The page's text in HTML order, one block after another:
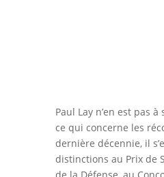
Paul Lay n’en est pas à
ce qui concerne les
dernière décennie, il
distinctions au Prix de